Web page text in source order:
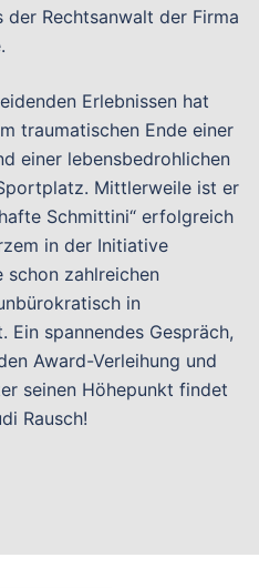
Rechtsanwalt der Firma
Erlebnissen hat
traumatischen Ende einer
einer lebensbedrohlichen
Mittlerweile ist er
Schmittini“ erfolgreich
in der Initiative
schon zahlreichen
in
spannendes Gespräch,
Award-Verleihung und
seinen Höhepunkt findet
Rausch!